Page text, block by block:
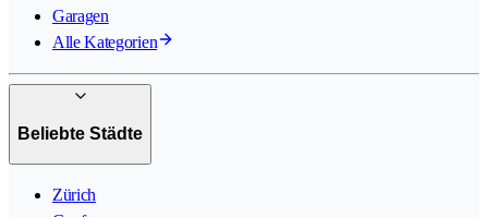
Garagen
Alle Kategorien
Beliebte Städte
Zürich